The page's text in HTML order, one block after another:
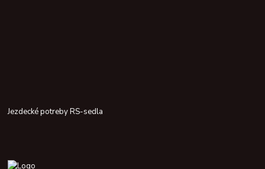
Jezdecké potreby RS-sedla